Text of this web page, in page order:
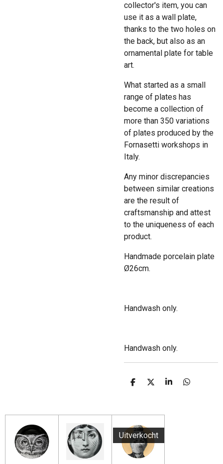
collector's item, you can
use it as a wall plate,
thanks to the two holes on
the back, but also as an
ornamental plate for table
art.
What started as a small
range of plates has
become a collection of
more than 350 variations
of plates produced by the
Fornasetti workshops in
Italy.
Any minor discrepancies
between similar creations
are the result of
craftsmanship and attest
to the uniqueness of each
product.
Handmade porcelain plate
Ø26cm.
Handwash only.
Handwash only.
D
n
D
S
D
Uitverkocht